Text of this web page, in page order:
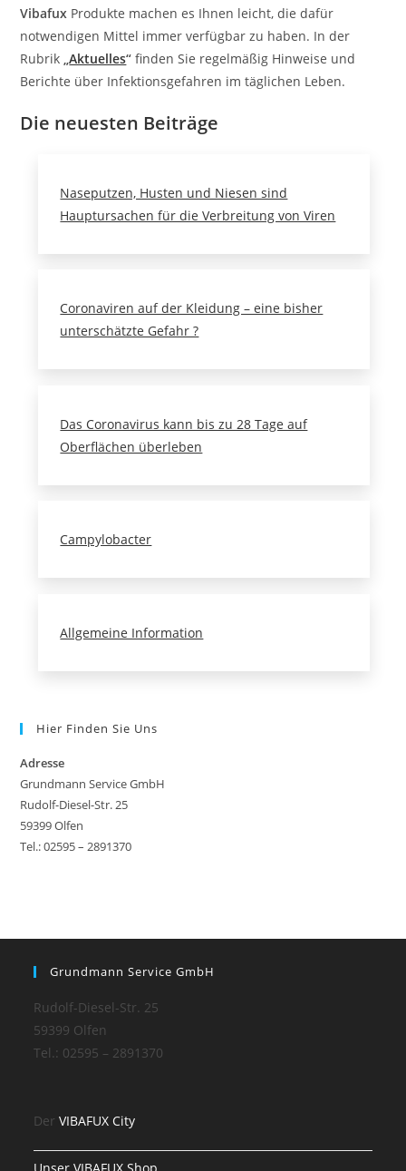
Vibafux Produkte machen es Ihnen leicht, die dafür
notwendigen Mittel immer verfügbar zu haben. In der
Rubrik „Aktuelles“ finden Sie regelmäßig Hinweise und
Berichte über Infektionsgefahren im täglichen Leben.
Die neuesten Beiträge
Naseputzen, Husten und Niesen sind
Hauptursachen für die Verbreitung von Viren
Coronaviren auf der Kleidung – eine bisher
unterschätzte Gefahr ?
Das Coronavirus kann bis zu 28 Tage auf
Oberflächen überleben
Campylobacter
Allgemeine Information
Hier Finden Sie Uns
Adresse
Grundmann Service GmbH
Rudolf-Diesel-Str. 25
59399 Olfen
Tel.: 02595 – 2891370
Grundmann Service GmbH
Rudolf-Diesel-Str. 25
59399 Olfen
Tel.: 02595 – 2891370
DerVIBAFUX City